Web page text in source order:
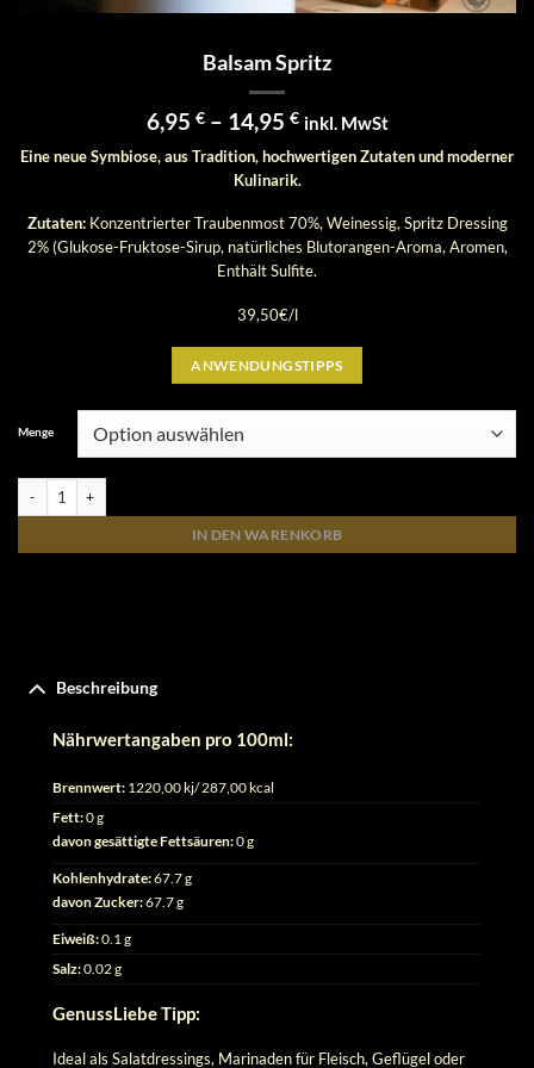
Balsam Spritz
6,95 € – 14,95 €Preisspanne:
bis
14,95 €
inkl. MwSt
Eine neue Symbiose, aus Tradition, hochwertigen Zutaten und moderner
Kulinarik.
Zutaten: Konzentrierter Traubenmost 70%, Weinessig, Spritz Dressing
2% (Glukose-Fruktose-Sirup, natürliches Blutorangen-Aroma, Aromen,
Enthält Sulfite.
39,50€/l
ANWENDUNGSTIPPS
Menge
IN DEN WARENKORB
Beschreibung
Nährwertangaben pro 100ml:
Brennwert: 1220,00 kj/ 287,00 kcal
Fett:0 g
davon gesättigte Fettsäuren:0 g
Kohlenhydrate:67.7 g
davon Zucker:67.7 g
Eiweiß:0.1 g
Salz:0.02 g
GenussLiebe Tipp:
Ideal als Salatdressings, Marinaden für Fleisch, Geflügel oder